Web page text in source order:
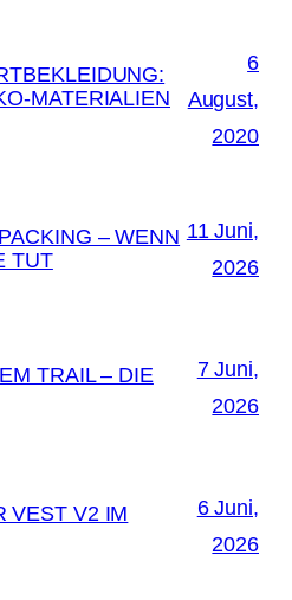
MATERIALIEN
6
August,
2020
– WENN
TUT
11 Juni,
2026
TRAIL – DIE
7 Juni,
2026
VEST V2 IM
6 Juni,
2026